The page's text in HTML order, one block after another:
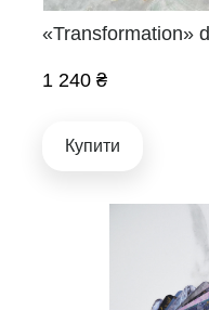
«Transformation»
1 240 ₴
Купити